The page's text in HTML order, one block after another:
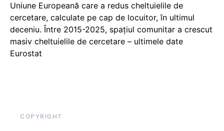
Uniune Europeană care a redus cheltuielile de
cercetare, calculate pe cap de locuitor, în ultimul
deceniu. Între 2015-2025, spațiul comunitar a crescut
masiv cheltuielile de cercetare – ultimele date
Eurostat
COPYRIGHT